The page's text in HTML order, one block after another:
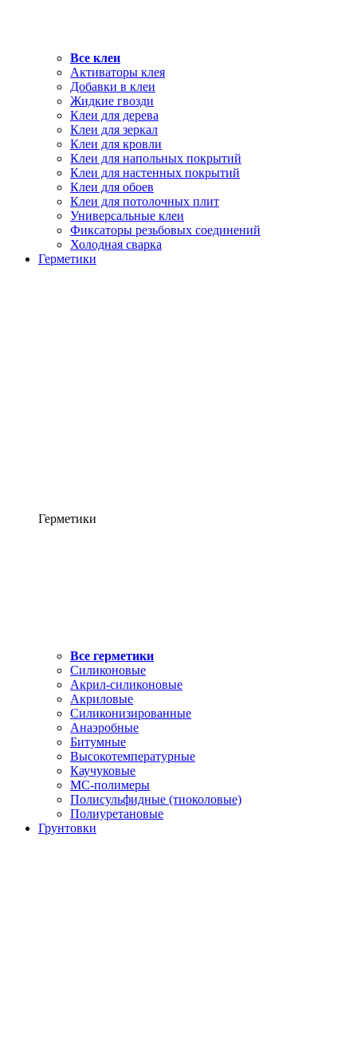
Все клеи
Активаторы клея
Добавки в клеи
Жидкие гвозди
Клеи для дерева
Клеи для зеркал
Клеи для кровли
Клеи для напольных покрытий
Клеи для настенных покрытий
Клеи для обоев
Клеи для потолочных плит
Универсальные клеи
Фиксаторы резьбовых соединений
Холодная сварка
Герметики
Герметики
Все герметики
Силиконовые
Акрил-силиконовые
Акриловые
Силиконизированные
Анаэробные
Битумные
Высокотемпературные
Каучуковые
МС-полимеры
Полисульфидные (тиоколовые)
Полиуретановые
Грунтовки